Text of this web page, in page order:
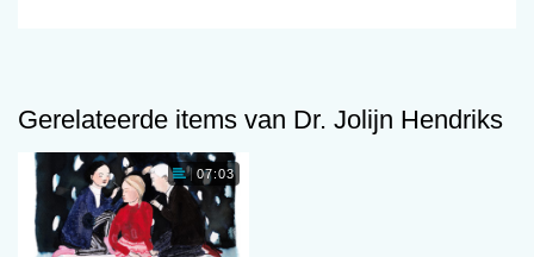
Gerelateerde items van Dr. Jolijn Hendriks
07:03